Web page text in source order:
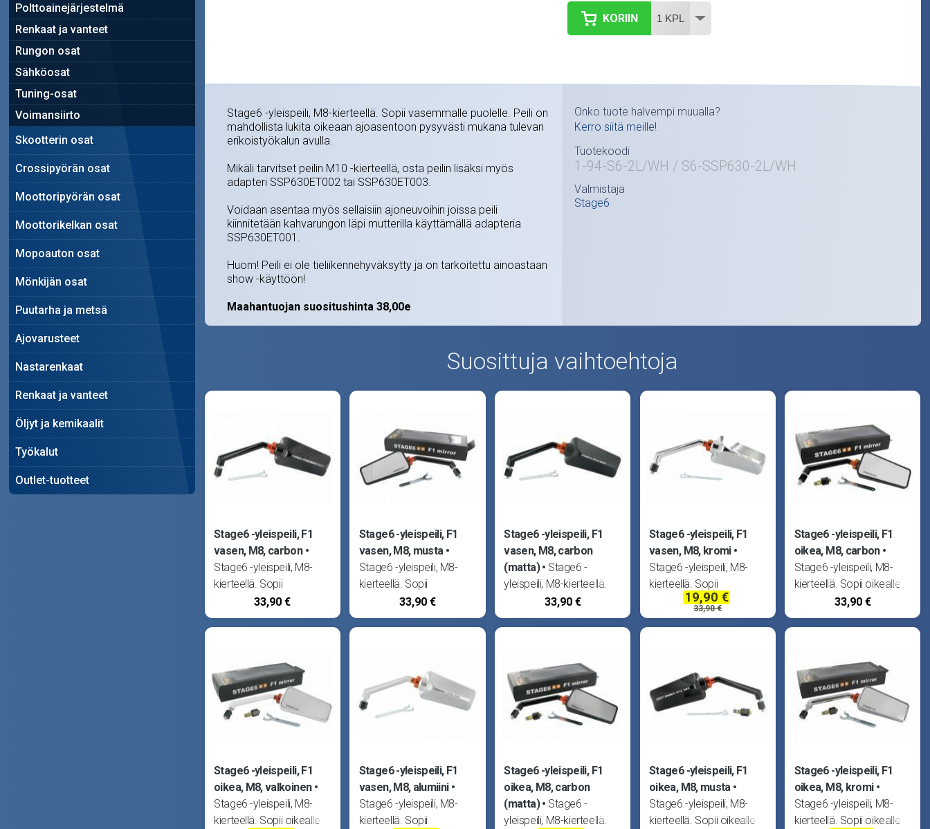
Polttoainejärjestelmä
Renkaat ja vanteet
Rungon osat
Sähköosat
Tuning-osat
Voimansiirto
Skootterin osat
Crossipyörän osat
Moottoripyörän osat
Moottorikelkan osat
Mopoauton osat
Mönkijän osat
Puutarha ja metsä
Ajovarusteet
Nastarenkaat
Renkaat ja vanteet
Öljyt ja kemikaalit
Työkalut
Outlet-tuotteet
KORIIN
Stage6 -yleispeili, M8-kierteellä. Sopii vasemmalle puolelle. Peili on
mahdollista lukita oikeaan ajoasentoon pysyvästi mukana tulevan
erikoistyökalun avulla.
Mikäli tarvitset peilin M10 -kierteellä, osta peilin lisäksi myös
adapteri SSP630ET002 tai SSP630ET003.
Voidaan asentaa myös sellaisiin ajoneuvoihin joissa peili
kiinnitetään kahvarungon läpi mutterilla käyttämällä adapteria
SSP630ET001.
Huom! Peili ei ole tieliikennehyväksytty ja on tarkoitettu ainoastaan
show -käyttöön!
Maahantuojan suositushinta 38,00e
Onko tuote halvempi muualla?
Kerro siitä meille!
Tuotekoodi
1-94-S6-2L/WH / S6-SSP630-2L/WH
Valmistaja
Stage6
Suosittuja vaihtoehtoja
Stage6 -yleispeili, F1
vasen, M8, carbon
Stage6 -yleispeili, M8-
kierteellä. Sopii
vasemmalle puolelle.
Peili on mahdollista lukita
tulevan erikoistyökalun
avulla. Mikäli tarvitset
peilin M10 -kierteellä,
33,90 €
Stage6 -yleispeili, F1
vasen, M8, musta
Stage6 -yleispeili, M8-
kierteellä. Sopii
vasemmalle puolelle.
Peili on mahdollista lukita
avulla. Mikäli tarvitset
peilin M10 -kierteellä,
33,90 €
Stage6 -yleispeili, F1
vasen, M8, carbon
(matta)
Stage6 -
yleispeili, M8-kierteellä.
Sopii vasemmalle
puolelle. Peili on
pysyvästi mukana
tulevan erikoistyökalun
avulla. Mikäli tarvitset
peilin M10 -kierteellä,
33,90 €
Stage6 -yleispeili, F1
vasen, M8, kromi
Stage6 -yleispeili, M8-
kierteellä. Sopii
vasemmalle puolelle.
Peili on mahdollista lukita
avulla. Mikäli tarvitset
peilin M10 -kierteellä,
19,90 €
33,90 €
Stage6 -yleispeili, F1
oikea, M8, carbon
Stage6 -yleispeili, M8-
kierteellä. Sopii oikealle
puolelle. Peili on
mahdollista lukita
tulevan erikoistyökalun
avulla. Mikäli tarvitset
peilin M10 -kierteellä,
33,90 €
Stage6 -yleispeili, F1
oikea, M8, valkoinen
Stage6 -yleispeili, M8-
kierteellä. Sopii oikealle
Stage6 -yleispeili, F1
vasen, M8, alumiini
Stage6 -yleispeili, M8-
kierteellä. Sopii
Stage6 -yleispeili, F1
oikea, M8, carbon
(matta)
Stage6 -
yleispeili, M8-kierteellä.
Stage6 -yleispeili, F1
oikea, M8, musta
Stage6 -yleispeili, M8-
kierteellä. Sopii oikealle
Stage6 -yleispeili, F1
oikea, M8, kromi
Stage6 -yleispeili, M8-
kierteellä. Sopii oikealle